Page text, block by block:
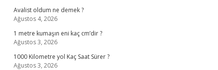
Avalist oldum ne demek ?
Ağustos 4, 2026
1 metre kumaşın eni kaç cm’dir ?
Ağustos 3, 2026
1000 Kilometre yol Kaç Saat Sürer ?
Ağustos 3, 2026